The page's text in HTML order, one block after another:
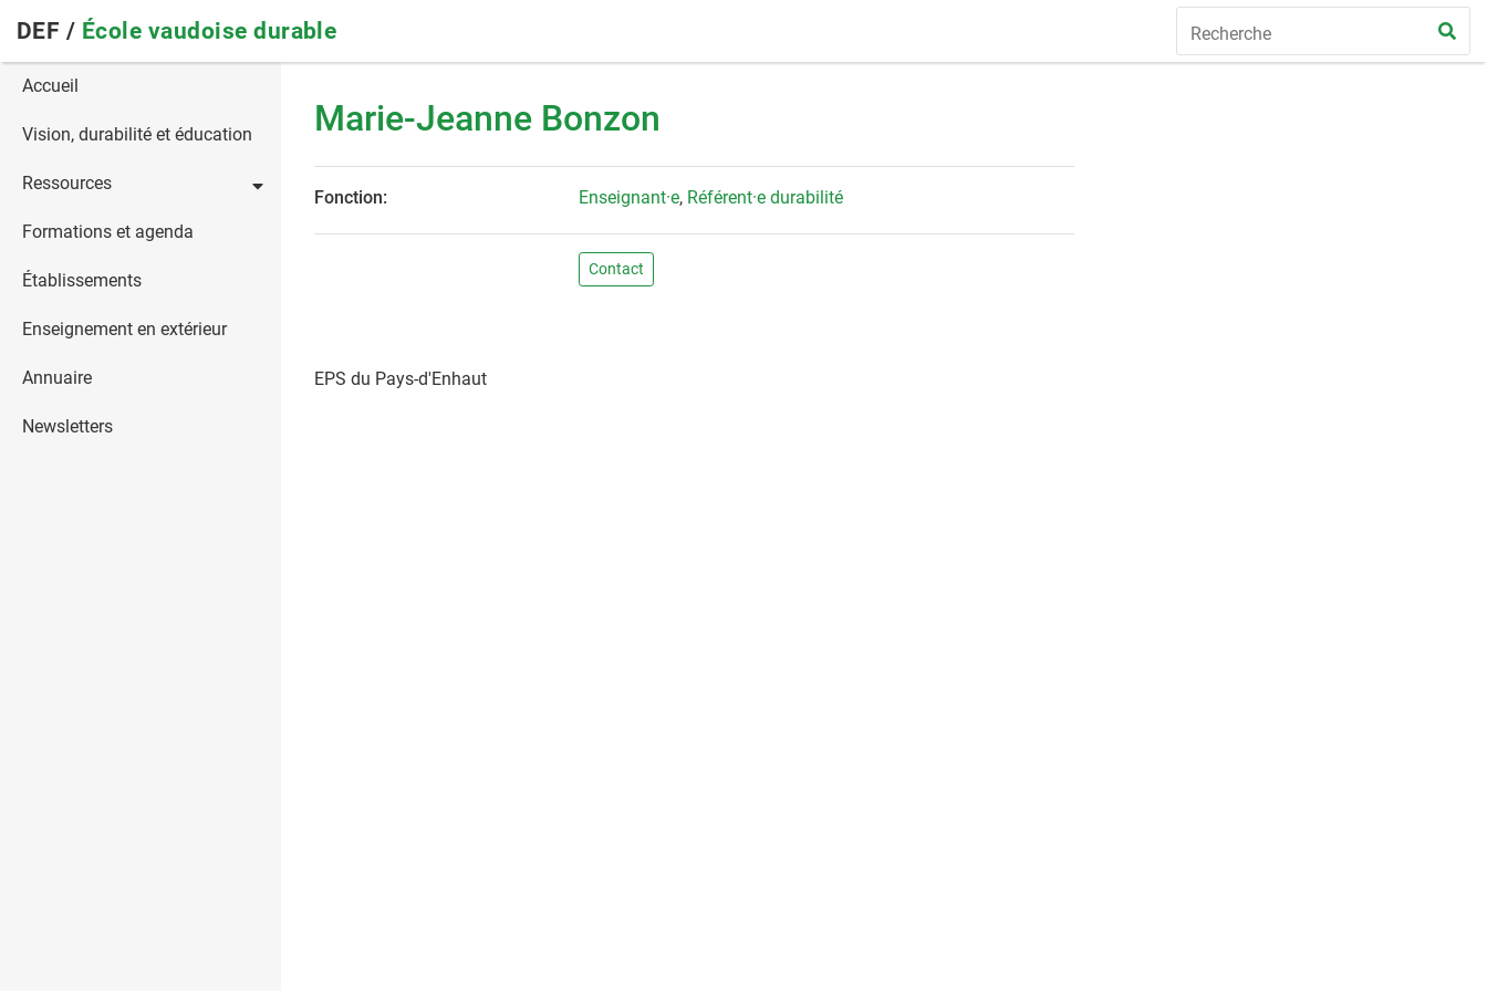
main
navigation
DEF / École vaudoise durable
Main
navigation
Accueil
Vision, durabilité et éducation
Ressources
Formations et agenda
Établissements
Enseignement en extérieur
Annuaire
Newsletters
Marie-Jeanne Bonzon
Fonction: Enseignant·e, Référent·e durabilité
Contact
EPS du Pays-d'Enhaut